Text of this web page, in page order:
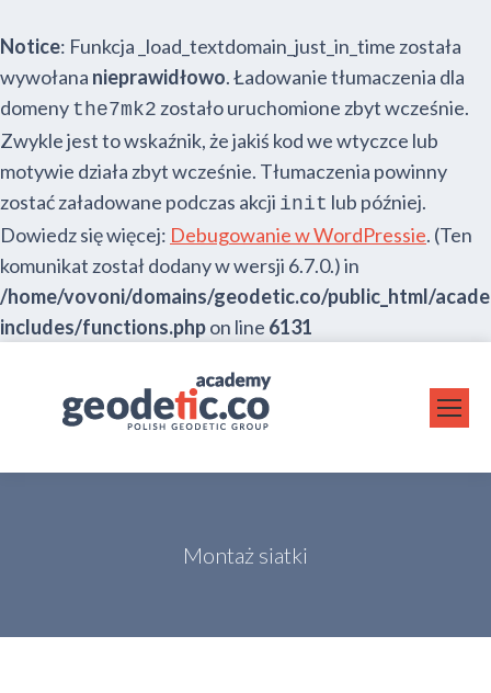
Notice: Funkcja _load_textdomain_just_in_time została
wywołana nieprawidłowo. Ładowanie tłumaczenia dla
domeny the7mk2 zostało uruchomione zbyt wcześnie.
Zwykle jest to wskaźnik, że jakiś kod we wtyczce lub
motywie działa zbyt wcześnie. Tłumaczenia powinny
zostać załadowane podczas akcji init lub później.
Dowiedz się więcej: Debugowanie w WordPressie. (Ten
komunikat został dodany w wersji 6.7.0.) in
/home/vovoni/domains/geodetic.co/public_html/
includes/functions.phpon line 6131
Montaż siatki